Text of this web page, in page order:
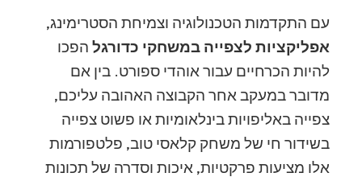
עם התקדמות הטכנולוגיה וצמיחת הסטרימינג,
אפליקציות לצפייה במשחקי כדורגל הפכו
להיות הכרחיים עבור אוהדי ספורט. בין אם
מדובר במעקב אחר הקבוצה האהובה עליכם,
צפייה באליפויות בינלאומיות או פשוט צפייה
בשידור חי של משחק קלאסי טוב, פלטפורמות
אלו מציעות פרקטיות, איכות וסדרה של תכונות